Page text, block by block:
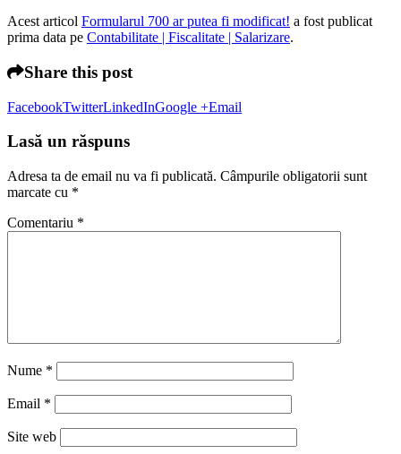
Acest articol Formularul 700 ar putea fi modificat! a fost publicat
prima data pe Contabilitate | Fiscalitate | Salarizare.
Share this post
FacebookTwitterLinkedInGoogle +Email
Lasă un răspuns
Adresa ta de email nu va fi publicată. Câmpurile obligatorii sunt
marcate cu *
Comentariu *
Nume *
Email *
Site web